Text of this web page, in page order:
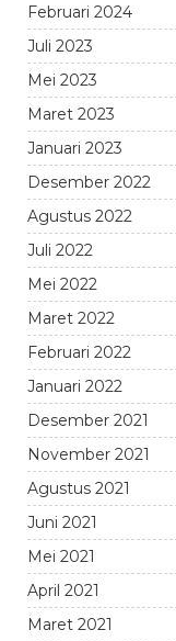
Februari 2024
Juli 2023
Mei 2023
Maret 2023
Januari 2023
Desember 2022
Agustus 2022
Juli 2022
Mei 2022
Maret 2022
Februari 2022
Januari 2022
Desember 2021
November 2021
Agustus 2021
Juni 2021
Mei 2021
April 2021
Maret 2021